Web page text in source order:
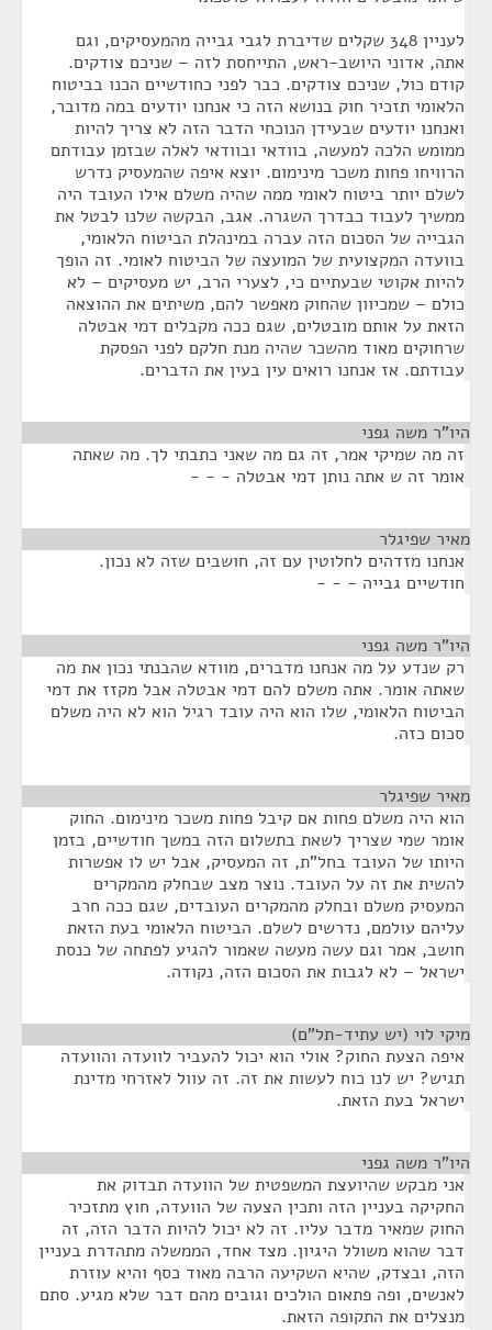
לעניין 348 שקלים שדיברת לגבי גבייה מהמעסיקים, וגם
אתה, אדוני היושב-ראש, התייחסת לזה – שניכם צודקים.
קודם כול, שניכם צודקים. כבר לפני כחודשיים הכנו בביטוח
הלאומי תזכיר חוק בנושא הזה כי אנחנו יודעים במה מדובר,
ואנחנו יודעים שבעידן הנוכחי הדבר הזה לא צריך להיות
ממומש הלכה למעשה, בוודאי ובוודאי לאלה שבזמן עבודתם
הרוויחו פחות משכר מינימום. יוצא איפה שהמעסיק נדרש
לשלם יותר ביטוח לאומי ממה שהיה משלם אילו העובד היה
ממשיך לעבוד כבדרך השגרה. אגב, הבקשה שלנו לבטל את
הגבייה של הסכום הזה עברה במינהלת הביטוח הלאומי,
בוועדה המקצועית של המועצה של הביטוח לאומי. זה הופך
להיות אקוטי שבעתיים כי, לצערי הרב, יש מעסיקים – לא
כולם – שמכיוון שהחוק מאפשר להם, משיתים את ההוצאה
הזאת על אותם מובטלים, שגם ככה מקבלים דמי אבטלה
שרחוקים מאוד מהשכר שהיה מנת חלקם לפני הפסקת
עבודתם. אז אנחנו רואים עין בעין את הדברים.
היו"ר משה גפני
זה מה שמיקי אמר, זה גם מה שאני כתבתי לך. מה שאתה
אומר זה ש אתה נותן דמי אבטלה - - -
מאיר שפיגלר
אנחנו מזדהים לחלוטין עם זה, חושבים שזה לא נכון.
חודשיים גבייה - - -
היו"ר משה גפני
רק שנדע על מה אנחנו מדברים, מוודא שהבנתי נכון את מה
שאתה אומר. אתה משלם להם דמי אבטלה אבל מקזז את דמי
הביטוח הלאומי, שלו הוא היה עובד רגיל הוא לא היה משלם
סכום כזה.
מאיר שפיגלר
הוא היה משלם פחות אם קיבל פחות משכר מינימום. החוק
אומר שמי שצריך לשאת בתשלום הזה במשך חודשיים, בזמן
היותו של העובד בחל"ת, זה המעסיק, אבל יש לו אפשרות
להשית את זה על העובד. נוצר מצב שבחלק מהמקרים
המעסיק משלם ובחלק מהמקרים העובדים, שגם ככה חרב
עליהם עולמם, נדרשים לשלם. הביטוח הלאומי בעת הזאת
חושב, אמר וגם עשה מעשה שאמור להגיע לפתחה של כנסת
ישראל – לא לגבות את הסכום הזה, נקודה.
מיקי לוי (יש עתיד-תל"ם)
איפה הצעת החוק? אולי הוא יכול להעביר לוועדה והוועדה
תגיש? יש לנו כוח לעשות את זה. זה עוול לאזרחי מדינת
ישראל בעת הזאת.
היו"ר משה גפני
אני מבקש שהיועצת המשפטית של הוועדה תבדוק את
החקיקה בעניין הזה ותכין הצעה של הוועדה, חוץ מתזכיר
החוק שמאיר מדבר עליו. זה לא יכול להיות הדבר הזה, זה
דבר שהוא משולל היגיון. מצד אחד, הממשלה מתהדרת בעניין
הזה, ובצדק, שהיא השקיעה הרבה מאוד כסף והיא עוזרת
לאנשים, ופה פתאום הולכים וגובים מהם דבר שלא מגיע. סתם
מנצלים את התקופה הזאת.